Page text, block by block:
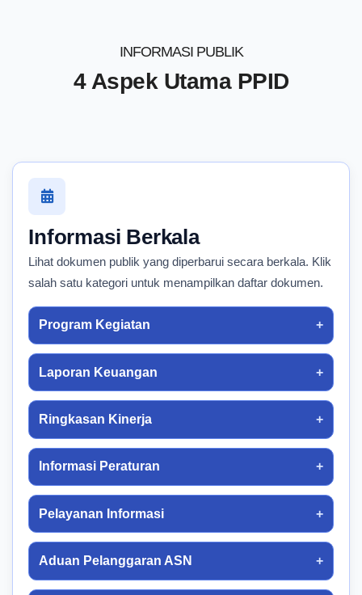
INFORMASI PUBLIK
4 Aspek Utama PPID
Informasi Berkala
Lihat dokumen publik yang diperbarui secara berkala. Klik
salah satu kategori untuk menampilkan daftar dokumen.
Program Kegiatan
Laporan Keuangan
Ringkasan Kinerja
Informasi Peraturan
Pelayanan Informasi
Aduan Pelanggaran ASN